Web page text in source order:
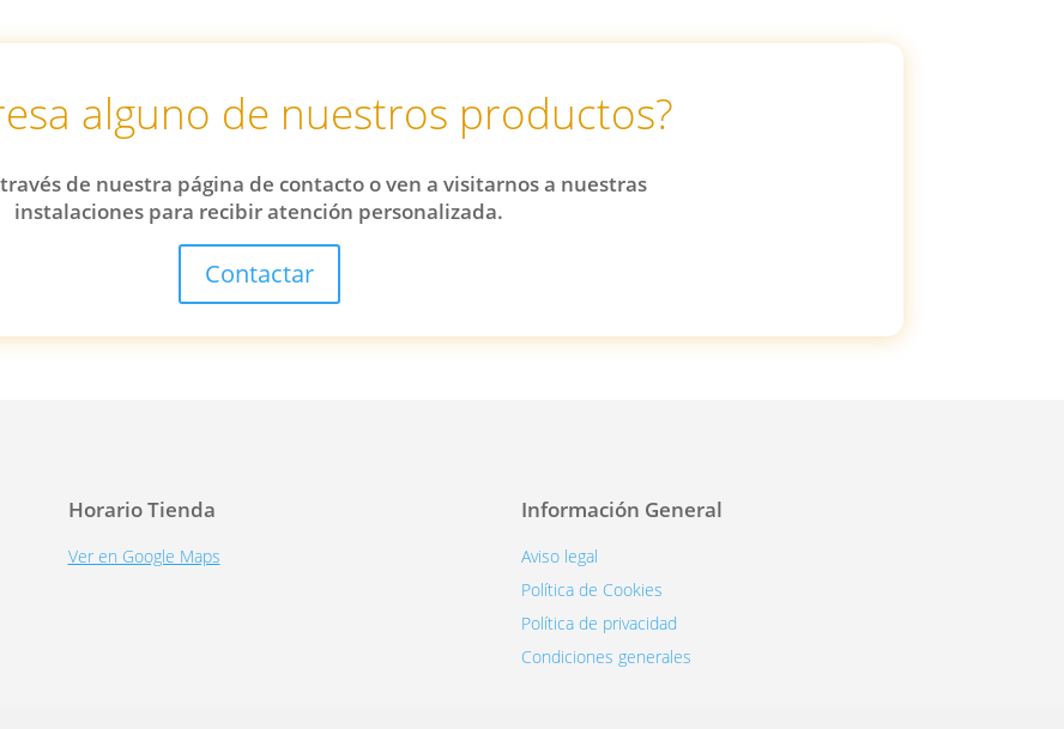
alguno de nuestros productos?
de nuestra página de contacto o ven a visitarnos a nuestras
instalaciones para recibir atención personalizada.
Contactar
Horario Tienda
Ver en Google Maps
Información General
Aviso legal
Política de Cookies
Política de privacidad
Condiciones generales